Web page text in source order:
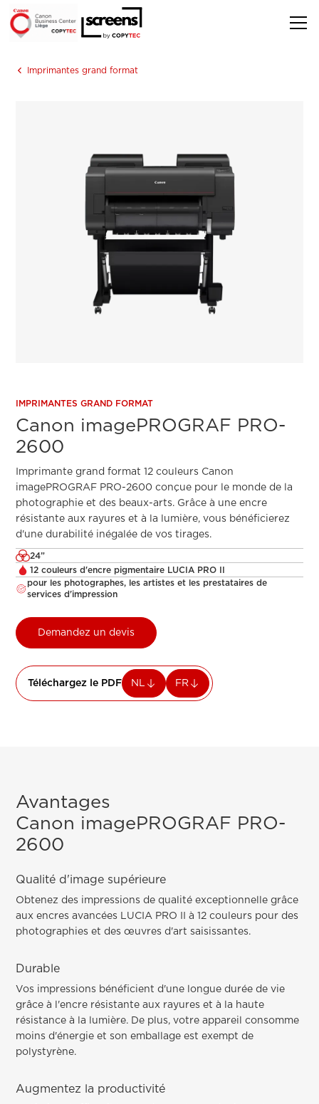
Imprimantes grand format
IMPRIMANTES GRAND FORMAT
Canon imagePROGRAF PRO-
2600
Imprimante grand format 12 couleurs Canon
imagePROGRAF PRO-2600 conçue pour le monde de la
photographie et des beaux-arts. Grâce à une encre
résistante aux rayures et à la lumière, vous bénéficierez
d'une durabilité inégalée de vos tirages.
24”
12 couleurs d'encre pigmentaire LUCIA PRO II
pour les photographes, les artistes et les prestataires de
services d'impression
Demandez un devis
Téléchargez le PDF NL FR
Avantages
Canon imagePROGRAF PRO-
2600
Qualité d'image supérieure
Obtenez des impressions de qualité exceptionnelle grâce
aux encres avancées LUCIA PRO II à 12 couleurs pour des
photographies et des œuvres d'art saisissantes.
Durable
Vos impressions bénéficient d'une longue durée de vie
grâce à l'encre résistante aux rayures et à la haute
résistance à la lumière. De plus, votre appareil consomme
moins d'énergie et son emballage est exempt de
polystyrène.
Augmentez la productivité